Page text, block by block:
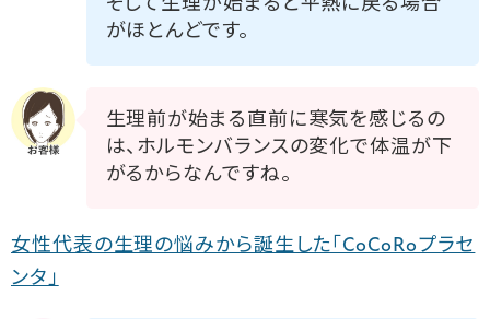
そして生理が始まると平熱に戻る場合
がほとんどです。
生理前が始まる直前に寒気を感じるの
は、ホルモンバランスの変化で体温が下
がるからなんですね。
女性代表の生理の悩みから誕生した「CoCoRoプラセ
ンタ」